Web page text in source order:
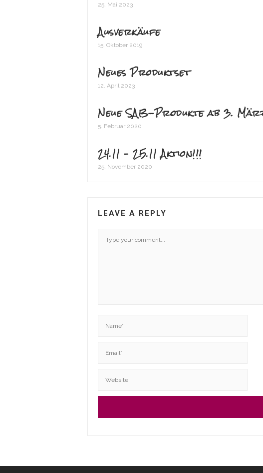
25. Mai 2023
Ausverkäufe
15. Oktober 2019
Neues Produktset
12. April 2023
Neue SAB-Produkte ab 3.
5. Februar 2020
24.11 – 25.11 Aktion!!!
25. November 2020
LEAVE A REPLY